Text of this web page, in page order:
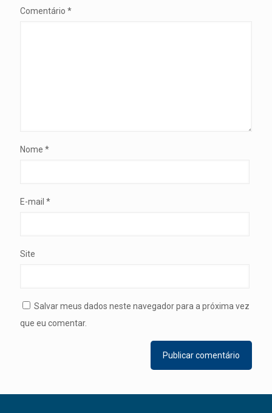
Comentário *
Nome *
E-mail *
Site
Salvar meus dados neste navegador para a próxima vez
que eu comentar.